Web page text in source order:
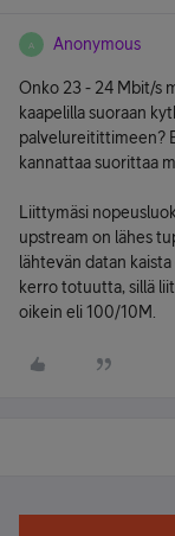
A Anonymous
Onko 23 - 24 Mbit/s
kaapelilla suoraan
palvelureitittimeen?
kannattaa suorittaa
Liittymäsi
upstream on lähes
lähtevän datan
kerro totuutta, sillä
oikein eli 100/10M.